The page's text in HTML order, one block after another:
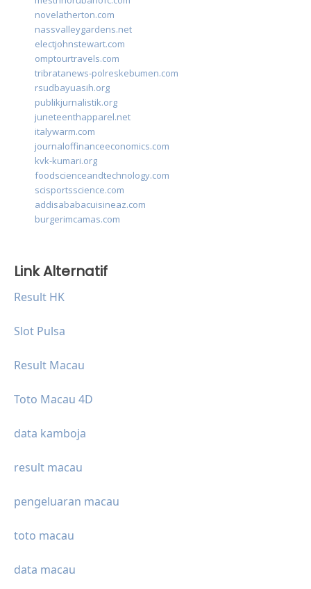
novelatherton.com
nassvalleygardens.net
electjohnstewart.com
omptourtravels.com
tribratanews-polreskebumen.com
rsudbayuasih.org
publikjurnalistik.org
juneteenthapparel.net
italywarm.com
journaloffinanceeconomics.com
kvk-kumari.org
foodscienceandtechnology.com
scisportsscience.com
addisababacuisineaz.com
burgerimcamas.com
Link Alternatif
Result HK
Slot Pulsa
Result Macau
Toto Macau 4D
data kamboja
result macau
pengeluaran macau
toto macau
data macau